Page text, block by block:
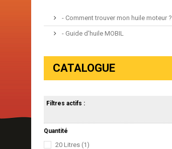
- Comment trouver mon huile moteur ?
- Guide d'huile MOBIL
CATALOGUE
Filtres actifs :
Quantité
20 Litres (1)